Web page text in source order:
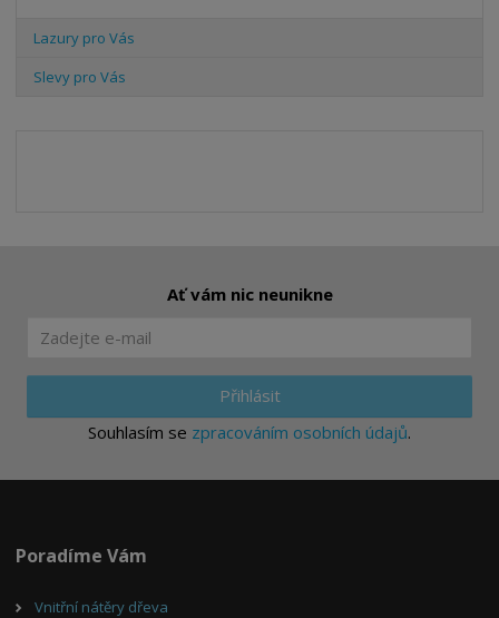
Lazury pro Vás
Slevy pro Vás
Ať vám nic neunikne
Přihlásit
Souhlasím se zpracováním osobních údajů.
Poradíme Vám
Vnitřní nátěry dřeva